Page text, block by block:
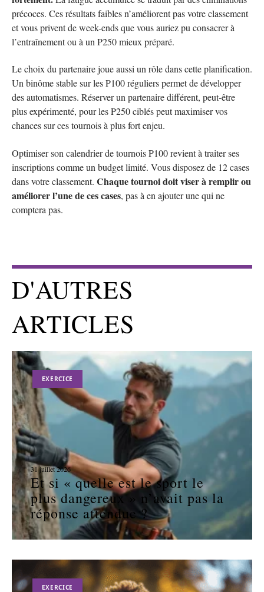
précoces. Ces résultats faibles n’améliorent pas votre classement
et vous privent de week-ends que vous auriez pu consacrer à
l’entraînement ou à un P250 mieux préparé.
Le choix du partenaire joue aussi un rôle dans cette planification.
Un binôme stable sur les P100 réguliers permet de développer
des automatismes. Réserver un partenaire différent, peut-être
plus expérimenté, pour les P250 ciblés peut maximiser vos
chances sur ces tournois à plus fort enjeu.
Optimiser son calendrier de tournois P100 revient à traiter ses
inscriptions comme un budget limité. Vous disposez de 12 cases
dans votre classement. Chaque tournoi doit viser à remplir ou
améliorer l’une de ces cases, pas à en ajouter une qui ne
comptera pas.
D'AUTRES
ARTICLES
EXERCICE
31 juillet 2026
Et si « quelle est le sport le
plus dangereux » n’avait pas la
réponse attendue ?
EXERCICE